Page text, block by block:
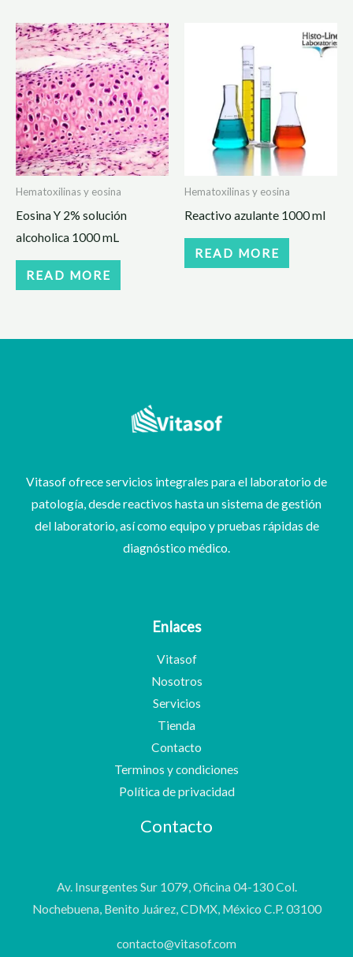
Hematoxilinas y eosina
Eosina Y 2% solución
alcoholica 1000 mL
READ MORE
Hematoxilinas y eosina
Reactivo azulante 1000 ml
READ MORE
Vitasof ofrece servicios integrales para el laboratorio de
patología, desde reactivos hasta un sistema de gestión
del laboratorio, así como equipo y pruebas rápidas de
diagnóstico médico.
Enlaces
Vitasof
Nosotros
Servicios
Tienda
Contacto
Terminos y condiciones
Política de privacidad
Contacto
Av. Insurgentes Sur 1079, Oficina 04-130 Col.
Nochebuena, Benito Juárez, CDMX, México C.P. 03100
contacto@vitasof.com